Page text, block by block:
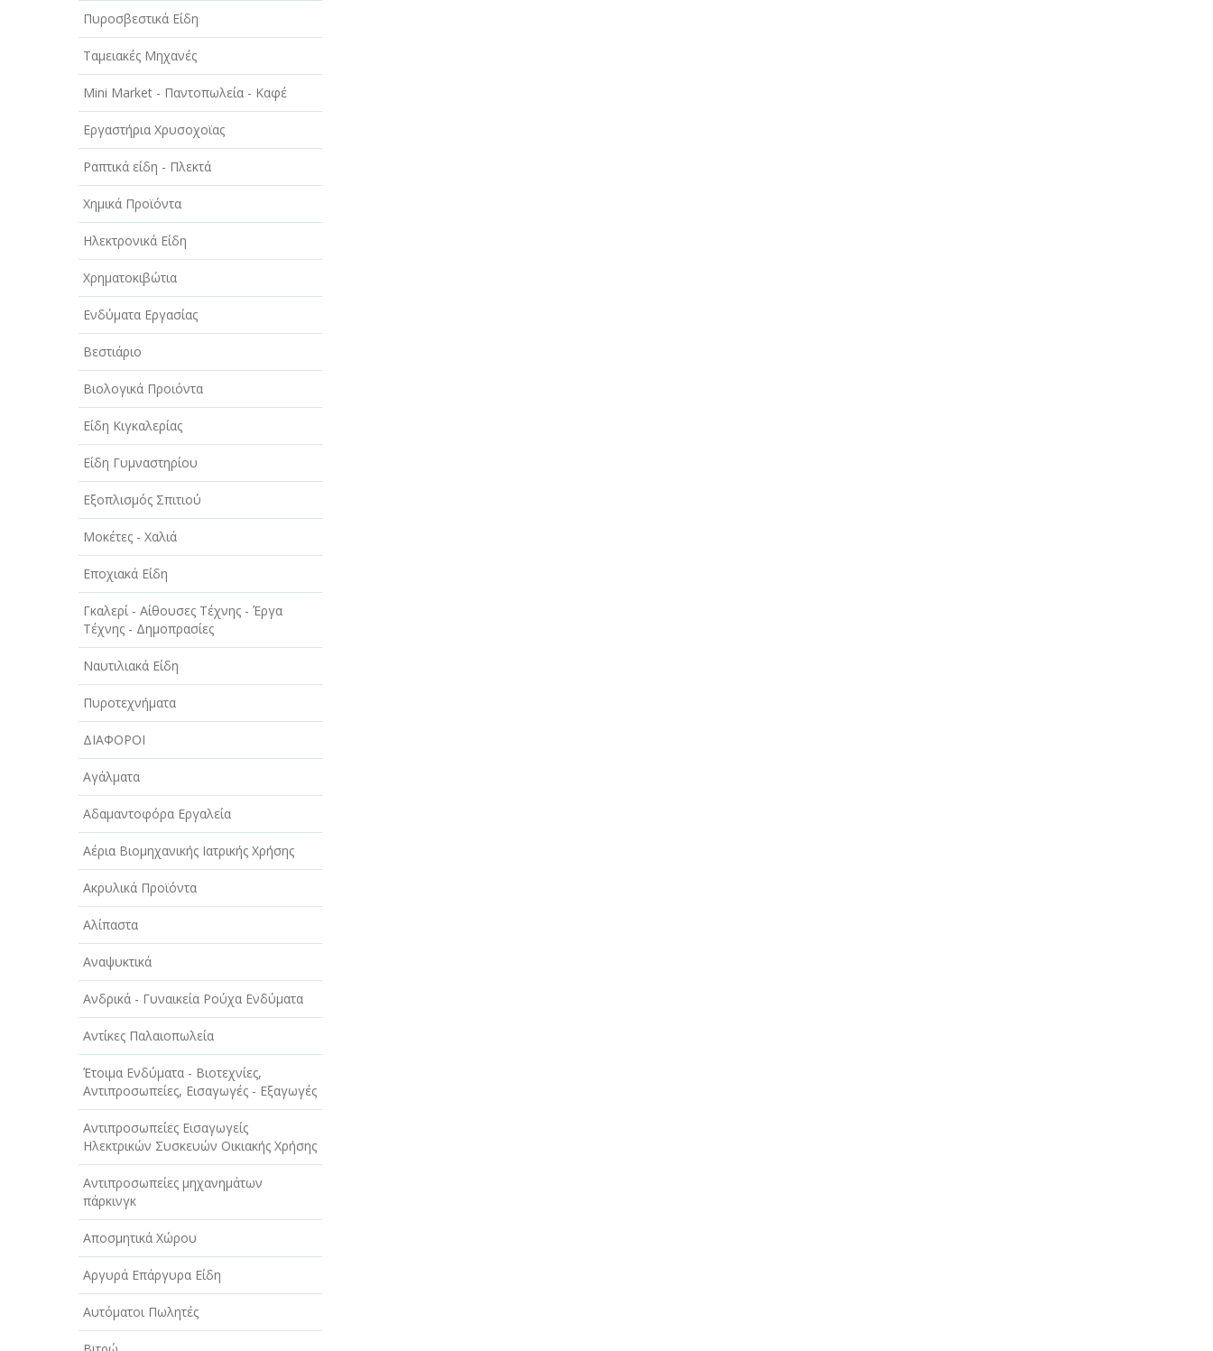
Πυροσβεστικά Είδη
Ταμειακές Μηχανές
Mini Market - Παντοπωλεία - Καφέ
Εργαστήρια Χρυσοχοϊας
Ραπτικά είδη - Πλεκτά
Χημικά Προϊόντα
Ηλεκτρονικά Είδη
Χρηματοκιβώτια
Ενδύματα Εργασίας
Βεστιάριο
Βιολογικά Προιόντα
Είδη Κιγκαλερίας
Είδη Γυμναστηρίου
Εξοπλισμός Σπιτιού
Μοκέτες - Χαλιά
Εποχιακά Είδη
Γκαλερί - Αίθουσες Τέχνης - Έργα
Τέχνης - Δημοπρασίες
Ναυτιλιακά Είδη
Πυροτεχνήματα
ΔΙΑΦΟΡΟΙ
Αγάλματα
Αδαμαντοφόρα Εργαλεία
Αέρια Βιομηχανικής Ιατρικής Χρήσης
Ακρυλικά Προϊόντα
Αλίπαστα
Αναψυκτικά
Ανδρικά - Γυναικεία Ρούχα Ενδύματα
Αντίκες Παλαιοπωλεία
Έτοιμα Ενδύματα - Βιοτεχνίες,
Αντιπροσωπείες, Εισαγωγές - Εξαγωγές
Αντιπροσωπείες Εισαγωγείς
Ηλεκτρικών Συσκευών Οικιακής Χρήσης
Αντιπροσωπείες μηχανημάτων
πάρκινγκ
Αποσμητικά Χώρου
Αργυρά Επάργυρα Είδη
Αυτόματοι Πωλητές